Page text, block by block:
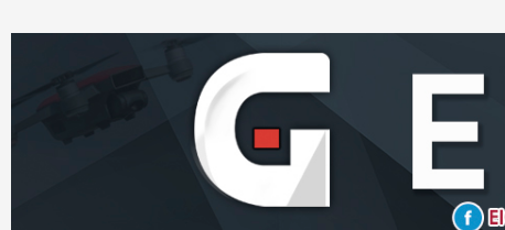
to